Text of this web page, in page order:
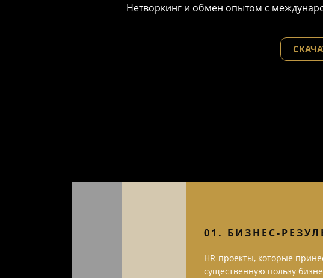
Нетворкинг и обмен опытом с
01. БИЗНЕС-
HR-проекты, которые
существенную пользу